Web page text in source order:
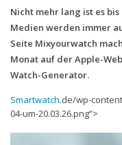
o2
Prepaid-
Nicht mehr lang ist es
Medien werden immer
Seite Mixyourwatch
Monat auf der Apple-
Watch-Generator.
Smartwatch.de/wp-
04-um-20.03.26.png“>